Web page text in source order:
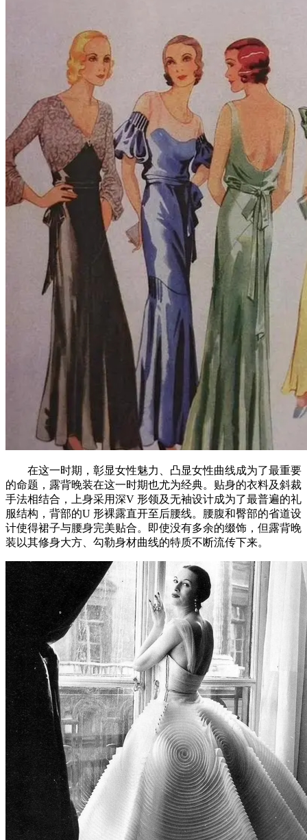
在这一时期，彰显女性魅力、凸显女性曲线成为了最重要
的命题，露背晚装在这一时期也尤为经典。贴身的衣料及斜裁
手法相结合，上身采用深V 形领及无袖设计成为了最普遍的礼
服结构，背部的U 形裸露直开至后腰线。腰腹和臀部的省道设
计使得裙子与腰身完美贴合。即使没有多余的缀饰，但露背晚
装以其修身大方、勾勒身材曲线的特质不断流传下来。